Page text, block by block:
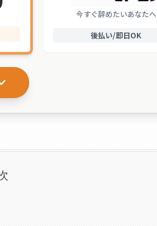
今すぐ辞めたいあなたへ
後払い/即日OK